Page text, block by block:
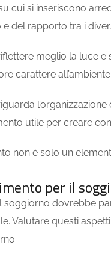
cui si inseriscono
del rapporto tra i
meglio la luce
carattere
utile per creare
non è solo un
per il
dovrebbe
Valutare questi